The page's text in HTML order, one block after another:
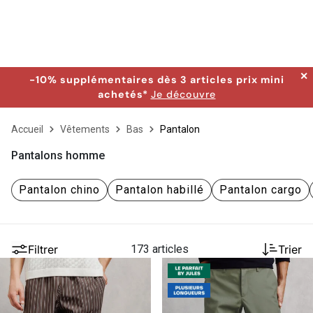
-10% supplémentaires dès 3 articles prix mini
achetés* Je découvre
✕
Accueil Vêtements Bas Pantalon
Pantalons homme
Pantalon chino Pantalon habillé Pantalon cargo
Filtrer 173 articles Trier